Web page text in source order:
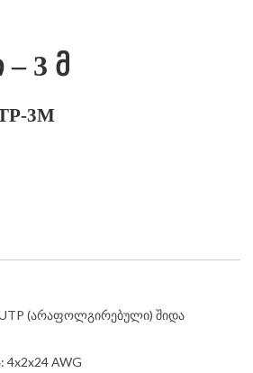
3 მ
3M
UTP (არაფოლგირებული) შიდა
4x2x24 AWG